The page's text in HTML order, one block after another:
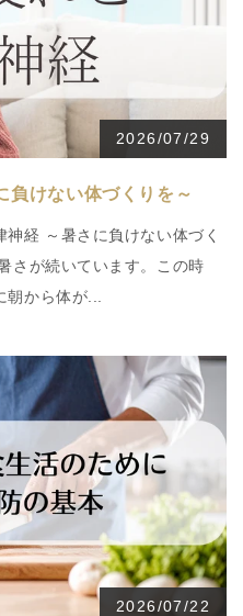
2026/07/29
負けない体づくりを～
経 ～暑さに負けない体づく
さが続いています。この時
から体が...
2026/07/22